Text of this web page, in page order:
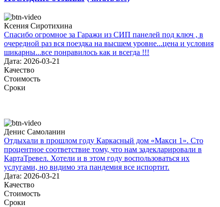
Ксения Сиротихина
Спасибо огромное за Гаражи из СИП панелей под ключ , в
очередной раз вся поездка на высшем уровне...цена и условия
шикарны...все понравилось как и всегда !!!
Дата: 2026-03-21
Качество
Стоимость
Сроки
Денис Самоланин
Отдыхали в прошлом году Каркасный дом «Макси 1». Сто
процентное соответствие тому, что нам задекларировали в
КартаТревел. Хотели и в этом году воспользоваться их
услугами, но видимо эта пандемия все испортит.
Дата: 2026-03-21
Качество
Стоимость
Сроки